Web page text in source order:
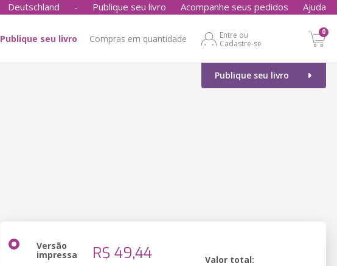
Deutschland - Publique seu livro Acompanhe seus pedidos Ajuda
Publique seu livro Compras em quantidade
Entre ou
Cadastre-se
0
Publique seu livro
Versão
impressa R$ 49,44 Valor total: